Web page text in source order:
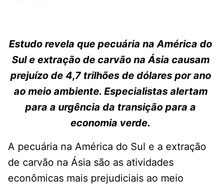
Estudo revela que pecuária na América do
Sul e extração de carvão na Ásia causam
prejuízo de 4,7 trilhões de dólares por ano
ao meio ambiente. Especialistas alertam
para a urgência da transição para a
economia verde.
A pecuária na América do Sul e a extração
de carvão na Ásia são as atividades
econômicas mais prejudiciais ao meio